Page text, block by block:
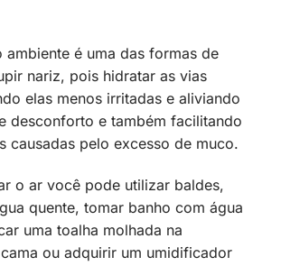
ambiente é uma das formas de
nariz, pois hidratar as vias
elas menos irritadas e aliviando
desconforto e também facilitando
causadas pelo excesso de muco.
o ar você pode utilizar baldes,
quente, tomar banho com água
uma toalha molhada na
ou adquirir um umidificador